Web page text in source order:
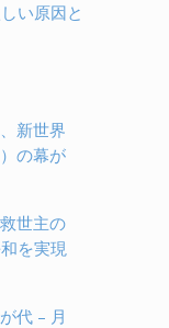
い原因と
新世界
の幕が
世主の
を実現
代 – 月